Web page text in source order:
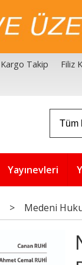
Kargo Takip Filiz
Yayınevleri
> Medeni